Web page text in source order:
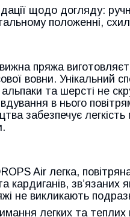
щодо догляду:
положенні,
пряжа
вовни. Унікальний
та шерсті не
в нього
забезпечує
Air легка,
кардиганів, зв’язаних
не викликають
легких та теплих